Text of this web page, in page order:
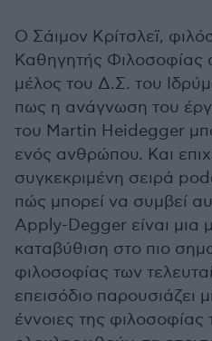
Ο Σάιμον Κρίτσλεϊ,
Καθηγητής Φιλοσοφίας
μέλος του Δ.Σ. του
πως η ανάγνωση του
του Martin Heidegger
ενός ανθρώπου. Και
συγκεκριμένη σειρά
πώς μπορεί να συμβεί
Apply-Degger είναι μια
καταβύθιση στο πιο
φιλοσοφίας των
επεισόδιο παρουσιάζει
έννοιες της